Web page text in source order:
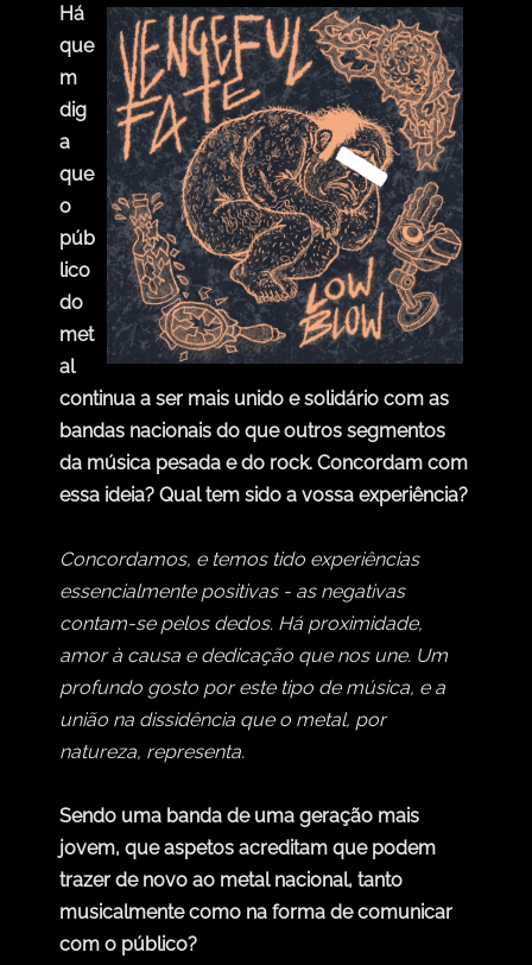
Há
que
m
dig
a
que
o
púb
lico
do
met
al
continua a ser mais unido e solidário com as
bandas nacionais do que outros segmentos
da música pesada e do rock. Concordam com
essa ideia? Qual tem sido a vossa experiência?
Concordamos, e temos tido experiências
essencialmente positivas - as negativas
contam-se pelos dedos. Há proximidade,
amor à causa e dedicação que nos une. Um
profundo gosto por este tipo de música, e a
união na dissidência que o metal, por
natureza, representa.
Sendo uma banda de uma geração mais
jovem, que aspetos acreditam que podem
trazer de novo ao metal nacional, tanto
musicalmente como na forma de comunicar
com o público?